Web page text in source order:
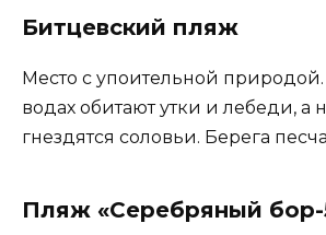
Битцевский пляж
Место с упоительной
водах обитают утки и лебеди, а
гнездятся соловьи. Берега
Пляж «Серебряный бор-